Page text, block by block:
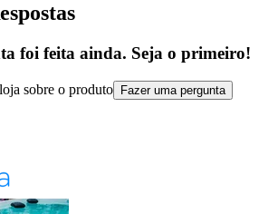
foi feita ainda. Seja o primeiro!
sobre o produto Fazer uma pergunta